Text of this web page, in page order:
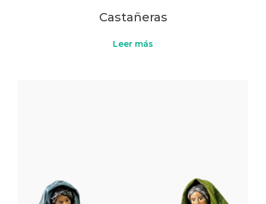
Castañeras
Leer más